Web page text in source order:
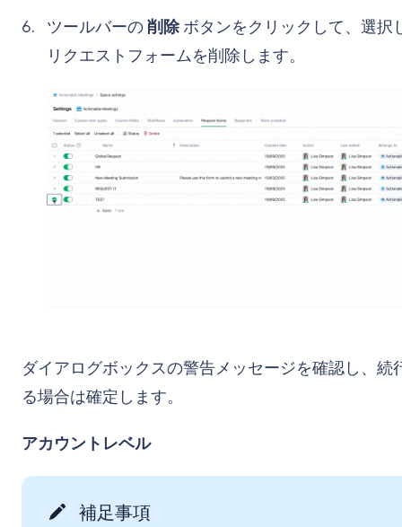
ツールバーの削除ボタンをクリックして、選択
リクエストフォームを削除します。
ダイアログボックスの警告メッセージを確認し、続
る場合は確定します。
アカウントレベル
補足事項